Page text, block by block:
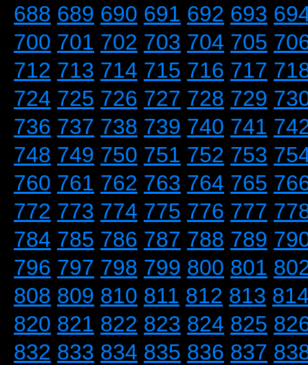
688 689 690 691 692 693
700 701 702 703 704 705
712 713 714 715 716 717
724 725 726 727 728 729
736 737 738 739 740 741
748 749 750 751 752 753
760 761 762 763 764 765
772 773 774 775 776 777
784 785 786 787 788 789
796 797 798 799 800 801
808 809 810 811 812 813
820 821 822 823 824 825
832 833 834 835 836 837